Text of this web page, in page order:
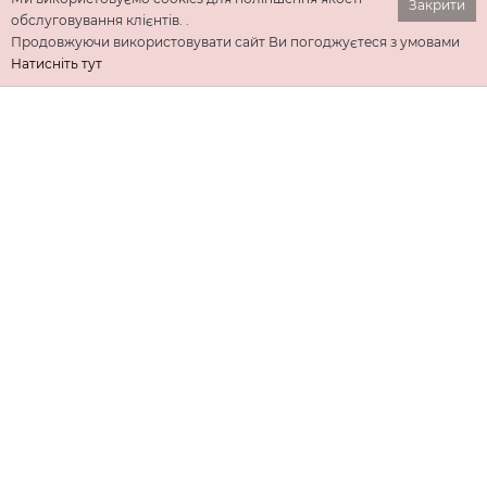
Закрити
обслуговування клієнтів. .
Продовжуючи використовувати сайт Ви погоджуєтеся з умовами
Натисніть тут